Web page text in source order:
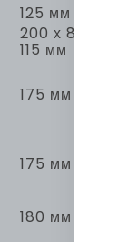
125 мм
200 х 87 х
115 мм
175 мм
175 мм
180 мм